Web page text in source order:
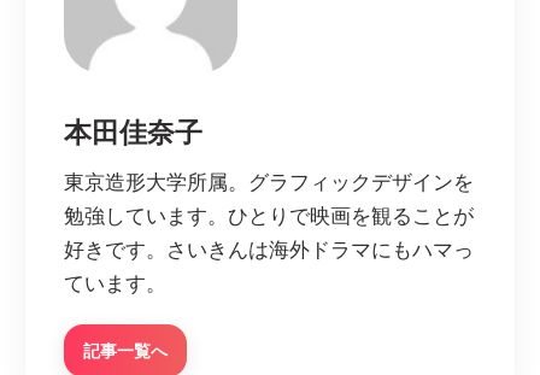
本田佳奈子
東京造形大学所属。グラフィックデザインを
勉強しています。ひとりで映画を観ることが
好きです。さいきんは海外ドラマにもハマっ
ています。
記事一覧へ